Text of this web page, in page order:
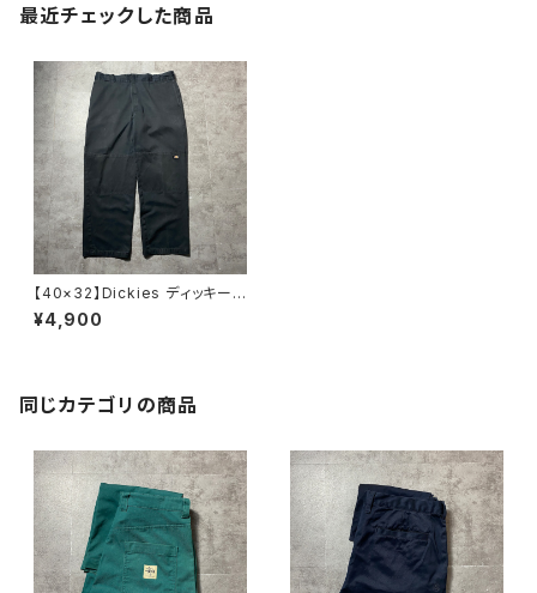
最近チェックした商品
【40×32】Dickies ディッキー
ズ ジッパーフライ ダブルニ
ー ワイドストレート ブラッ
¥4,900
同じカテゴリの商品